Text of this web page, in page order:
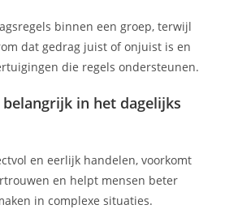
binnen een groep, terwijl
dat gedrag juist of onjuist is en
die regels ondersteunen.
in het dagelijks
en eerlijk handelen, voorkomt
en helpt mensen beter
in complexe situaties.